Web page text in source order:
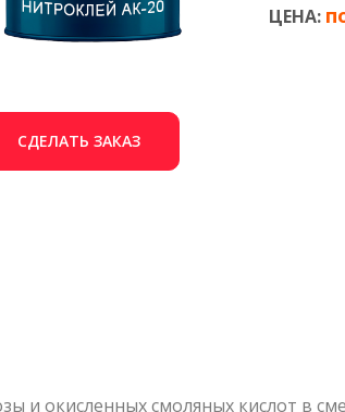
ЦЕНА:
СДЕЛАТЬ ЗАКАЗ
и окисленных смоляных кислот в